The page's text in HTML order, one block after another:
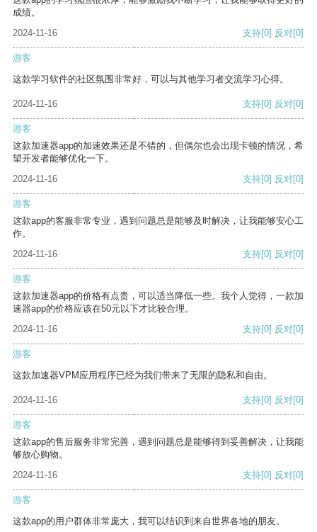
成绩。
2024-11-16
支持[0] 反对[0]
游客
这款学习软件的社区氛围非常好，可以与其他学习者交流学习心得。
2024-11-16 支持[0] 反对[0]
游客
这款加速器app的加速效果还是不错的，但偶尔也会出现卡顿的情况，希
望开发者能够优化一下。
2024-11-16
支持[0] 反对[0]
游客
这款app的客服非常专业，遇到问题总是能够及时解决，让我能够安心工
作。
2024-11-16
支持[0] 反对[0]
游客
这款加速器app的价格有点贵，可以适当降低一些。我个人觉得，一款加
速器app的价格应该在50元以下才比较合理。
2024-11-16
支持[0] 反对[0]
游客
这款加速器VPM应用程序已经为我们带来了无限的隐私和自由。
2024-11-16 支持[0] 反对[0]
游客
这款app的售后服务非常完善，遇到问题总是能够得到妥善解决，让我能
够放心购物。
2024-11-16
支持[0] 反对[0]
游客
这款app的用户群体非常庞大，我可以结识到来自世界各地的朋友。